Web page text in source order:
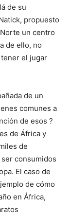
de su
propuesto
un centro
de ello, no
el jugar
de un
comunes a
de esos ?
de África y
de
consumidos
El caso de
de cómo
en África,